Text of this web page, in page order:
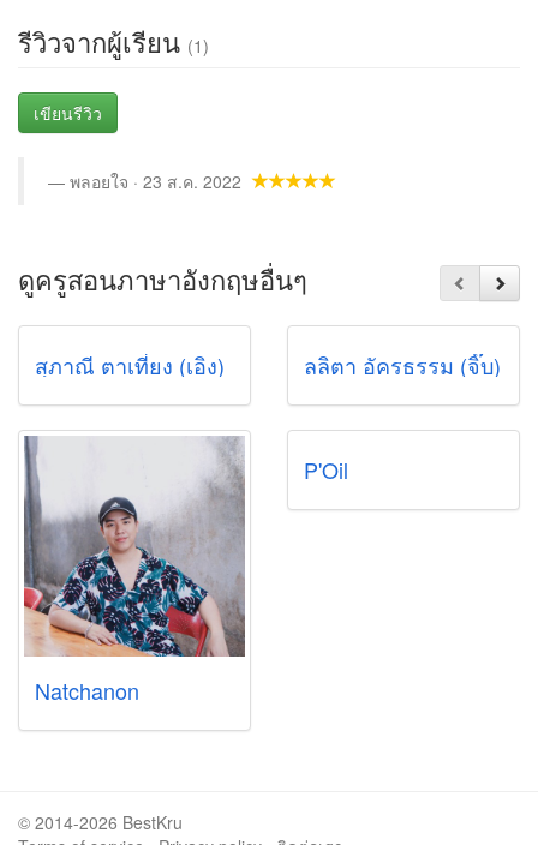
รีวิวจากผู้เรียน (1)
เขียนรีวิว
พลอยใจ · 23 ส.ค. 2022
ดูครูสอนภาษาอังกฤษอื่นๆ
สุภาณี ตาเที่ยง (เอิง) ลลิตา อัครธรรม (จิ๊บ)
Natchanon
P'Oil
© 2014-2026 BestKru